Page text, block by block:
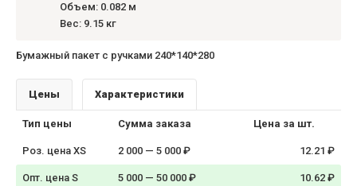
Объем: 0.082 м
Вес: 9.15 кг
Бумажный пакет с ручками 240*140*280
Цены Характеристики
Тип цены Сумма заказа Цена за шт.
Роз. цена XS 2 000 — 5 000 ₽ 12.21 ₽
Опт. цена S 5 000 — 50 000 ₽ 10.62 ₽